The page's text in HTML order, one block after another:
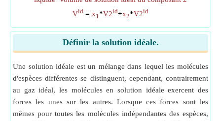
Vid = x1*V2id+x2*V2id
Définir la solution idéale.
Une solution idéale est un mélange dans lequel les molécules
d'espèces différentes se distinguent, cependant, contrairement
au gaz idéal, les molécules en solution idéale exercent des
forces les unes sur les autres. Lorsque ces forces sont les
mêmes pour toutes les molécules indépendantes des espèces,